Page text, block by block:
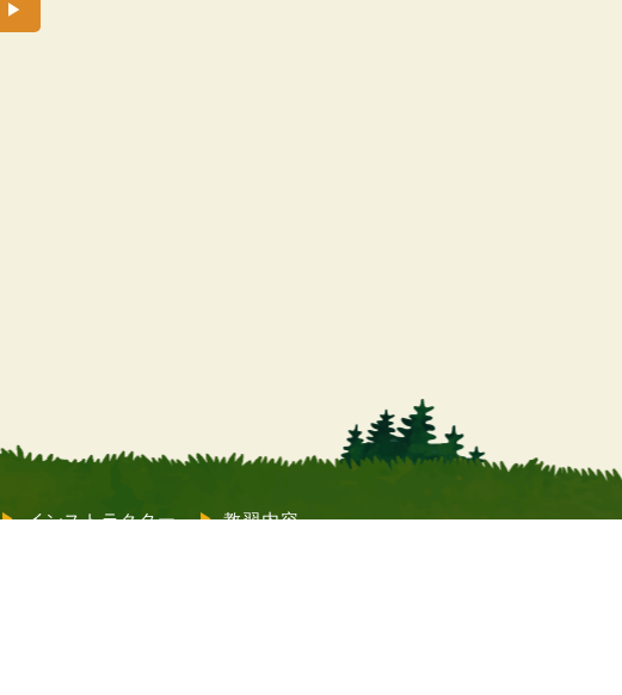
インストラクター 教習内容